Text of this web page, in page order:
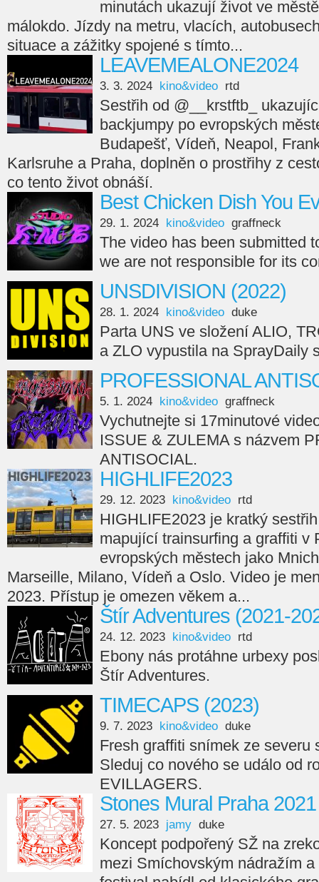
minutách ukazují život ve
málokdo. Jízdy na metru, vlacích,
situace a zážitky spojené s tímto...
LEAVEMEALONE2024
3. 3. 2024 kino&video rtd
Sestřih od @__krstftb_
backjumpy po evropských
Budapešť, Vídeň, Neapol,
Karlsruhe a Praha, doplněn o prostřihy z
co tento život obnáší.
Best Chicken Dish You
29. 1. 2024 kino&video graffneck
The video has been submitted
we are not responsible for its
UNSDIVISION (2022)
28. 1. 2024 kino&video duke
Parta UNS ve složení ALIO,
a ZLO vypustila na SprayDaily
PROFESSIONAL
5. 1. 2024 kino&video graffneck
Vychutnejte si 17minutové
ISSUE & ZULEMA s názvem
ANTISOCIAL.
HIGHLIFE2023
29. 12. 2023 kino&video rtd
HIGHLIFE2023 je kratký
mapující trainsurfing a graffiti v
evropských městech jako
Marseille, Milano, Vídeň a Oslo. Video je
2023. Přístup je omezen věkem a...
Štír Adventures (2021-
24. 12. 2023 kino&video rtd
Ebony nás protáhne urbexy
Štír Adventures.
TIMECAPS (2023)
9. 7. 2023 kino&video duke
Fresh graffiti snímek ze severu
Sleduj co nového se událo od
EVILLAGERS.
Stones Mural Praha 2021
27. 5. 2023 jamy duke
Koncept podpořený SŽ na
mezi Smíchovským nádražím